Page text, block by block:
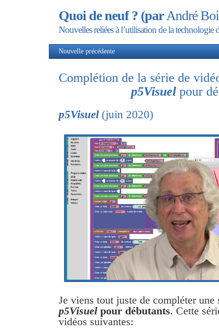
Quoi de neuf ? (parAndré
Nouvelles reliées à l’utilisation de la technologie
Nouvelle précédente
Complétion de la série de
p5Visuel pour
p5Visuel(juin 2020)
Je viens tout juste de compléter
p5Visuel pour débutants. Cette
vidéos suivantes: